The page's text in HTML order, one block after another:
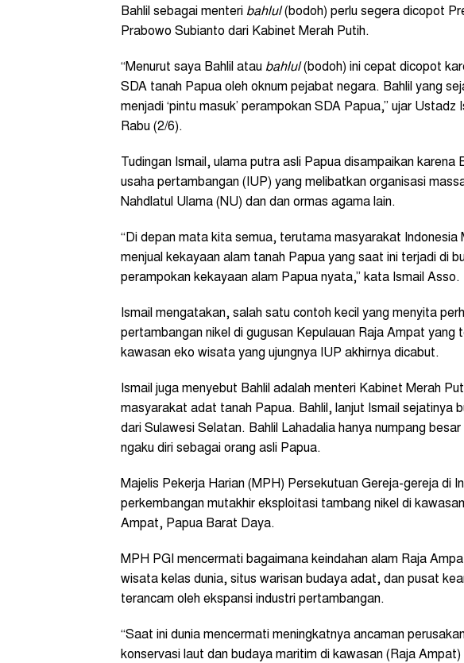
Bahlil sebagai menteri bahlul(bodoh) perlu segera dicopot
Prabowo Subianto dari Kabinet Merah Putih.
“Menurut saya Bahlil atau bahlul(bodoh) ini cepat dicopot
SDA tanah Papua oleh oknum pejabat negara. Bahlil yang
menjadi ‘pintu masuk’ perampokan SDA Papua,” ujar
Rabu (2/6).
Tudingan Ismail, ulama putra asli Papua disampaikan karena
usaha pertambangan (IUP) yang melibatkan organisasi
Nahdlatul Ulama (NU) dan dan ormas agama lain.
“Di depan mata kita semua, terutama masyarakat
menjual kekayaan alam tanah Papua yang saat ini terjadi di
perampokan kekayaan alam Papua nyata,” kata Ismail Asso.
Ismail mengatakan, salah satu contoh kecil yang menyita
pertambangan nikel di gugusan Kepulauan Raja Ampat yang
kawasan eko wisata yang ujungnya IUP akhirnya dicabut.
Ismail juga menyebut Bahlil adalah menteri Kabinet Merah
masyarakat adat tanah Papua. Bahlil, lanjut Ismail sejatinya
dari Sulawesi Selatan. Bahlil Lahadalia hanya numpang
ngaku diri sebagai orang asli Papua.
Majelis Pekerja Harian (MPH) Persekutuan Gereja-gereja di
perkembangan mutakhir eksploitasi tambang nikel di
Ampat, Papua Barat Daya.
MPH PGI mencermati bagaimana keindahan alam Raja
wisata kelas dunia, situs warisan budaya adat, dan pusat
terancam oleh ekspansi industri pertambangan.
“Saat ini dunia mencermati meningkatnya ancaman
konservasi laut dan budaya maritim di kawasan (Raja